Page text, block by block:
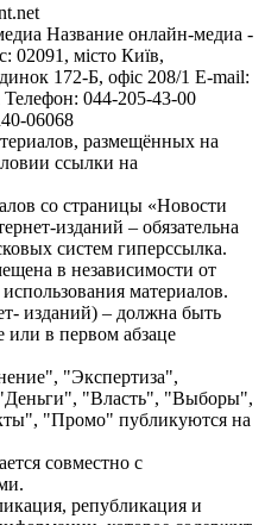
Название онлайн-медиа -
02091, місто Київ,
172-Б, офіс 208/1 E-mail:
Телефон: 044-205-43-00
06068
размещённых на
ссылки на
со страницы «Новости
изданий – обязательна
систем гиперссылка.
в независимости от
материалов.
изданий) – должна быть
или в первом абзаце
"Экспертиза",
"Власть", "Выборы",
"Промо" публикуются на
совместно с
републикация и